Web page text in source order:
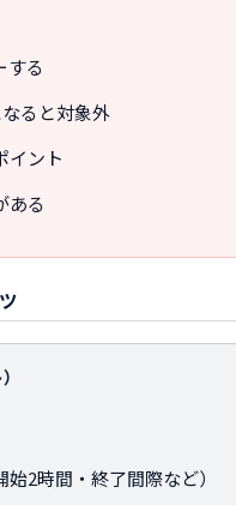
する
ると対象外
イント
ある
2時間・終了間際など）